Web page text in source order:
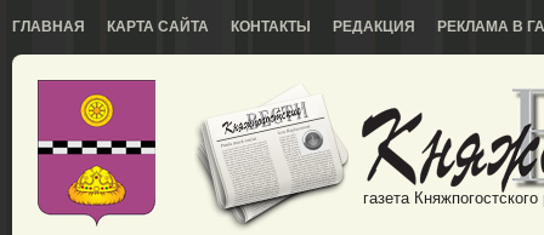
ГЛАВНАЯ КАРТА САЙТА КОНТАКТЫ РЕДАКЦИЯ РЕКЛАМА В
газета